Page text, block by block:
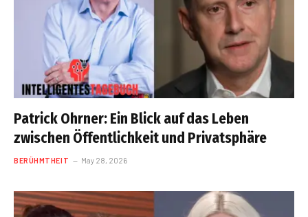
Patrick Ohrner: Ein Blick auf das Leben
zwischen Öffentlichkeit und Privatsphäre
BERÜHMTHEIT May 28, 2026